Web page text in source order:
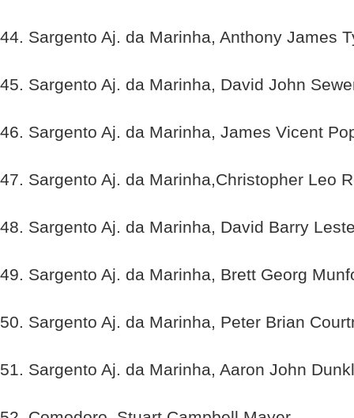
44. Sargento Aj. da Marinha, Anthony James
45. Sargento Aj. da Marinha, David John
46. Sargento Aj. da Marinha, James Vicent
47. Sargento Aj. da Marinha,Christopher Leo
48. Sargento Aj. da Marinha, David Barry
49. Sargento Aj. da Marinha, Brett Georg
50. Sargento Aj. da Marinha, Peter Brian
51. Sargento Aj. da Marinha, Aaron John